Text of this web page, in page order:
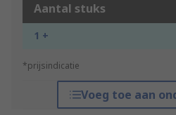
Aantal stuks
1 +
*prijsindicatie
Voeg toe aan